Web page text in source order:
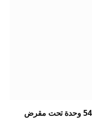
يقوم المالك بتوحيد محفظة مكونة من 54 وحدة تحت مقرض